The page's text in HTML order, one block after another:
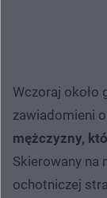
Wczoraj około
zawiadomieni o
mężczyzny,
Skierowany na
ochotniczej